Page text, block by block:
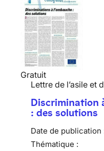
Gratuit
Lettre de l’asile et
Discrimination
: des solutions
Date de publication
Thématique :